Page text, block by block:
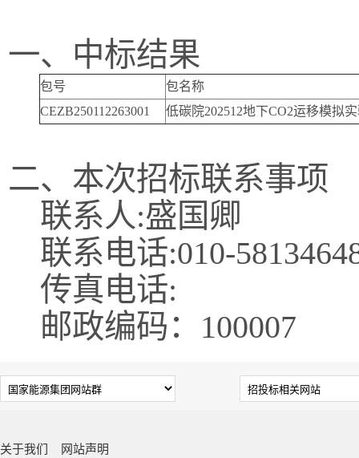
一、中标结果
包号
包名称
CEZB250112263001
低碳院202512地下CO2运移模拟
二、本次招标联系事项
联系人:盛国卿
联系电话:010-
传真电话:
邮政编码：100007
关于我们 网站声明